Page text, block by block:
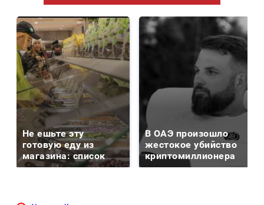
Не ешьте эту
готовую еду из
магазина: список
В ОАЭ произошло
жестокое убийство
криптомиллионера